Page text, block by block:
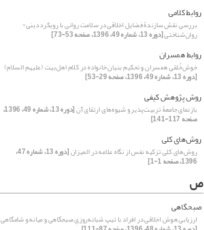
روابط کلامی
بررسی نقش سازندۀ فضایل اخلاقی در سلامت روانی با رویکرد دینی-
روان‌شناختی[دوره 13، شماره 49، 1396، صفحه 53-73]
روابط همسران
خوش‌خُلقی همسران و تحکیم بنیان خانواده در کلام اهل‌بیت (علیهم السلام)
[دوره 13، شماره 49، 1396، صفحه 29-53]
روش پژوهش کیفی
بازنمای جامعۀ تربیت‌پذیر و شیوه‌های ارتقای آن [دوره 13، شماره 49، 1396،
صفحه 117-141]
روش‌های کلی
روش‌های کلی تزکیه نفس از نگاه علامه در المیزان [دوره 13، شماره 47،
1396، صفحه 1-1]
ص
صبحگاهی
ارزیابی هوش اخلاقی در افراد با تیپ شبانه‌روزیِ صبحگاهی و میانه و شامگاهی